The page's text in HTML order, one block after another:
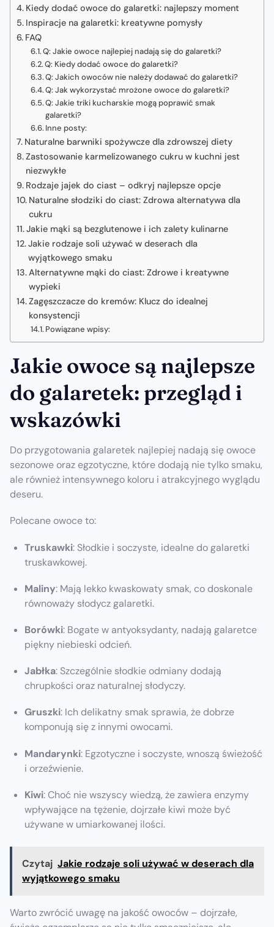
Kiedy dodać owoce do galaretki: najlepszy moment
Inspiracje na galaretki: kreatywne pomysły
FAQ
Q: Jakie owoce najlepiej nadają się do galaretki?
Q: Kiedy dodać owoce do galaretki?
Q: Jakich owoców nie należy dodawać do galaretki?
Q: Jak wykorzystać mrożone owoce do galaretki?
Q: Jakie triki kucharskie mogą poprawić smak
galaretki?
Inne posty:
Naturalne barwniki spożywcze dla zdrowszej diety
Zastosowanie karmelizowanego cukru w kuchni jest
niezwykłe
Rodzaje jajek do ciast – odkryj najlepsze opcje
Naturalne słodziki do ciast: Zdrowa alternatywa dla
cukru
Jakie mąki są bezglutenowe i ich zalety kulinarne
Jakie rodzaje soli używać w deserach dla
wyjątkowego smaku
Alternatywne mąki do ciast: Zdrowe i kreatywne
wypieki
Zagęszczacze do kremów: Klucz do idealnej
konsystencji
Powiązane wpisy:
Jakie owoce są najlepsze
do galaretek: przegląd i
wskazówki
Do przygotowania galaretek najlepiej nadają się owoce
sezonowe oraz egzotyczne, które dodają nie tylko smaku,
ale również intensywnego koloru i atrakcyjnego wyglądu
deseru.
Polecane owoce to:
Truskawki: Słodkie i soczyste, idealne do galaretki
truskawkowej.
Maliny: Mają lekko kwaskowaty smak, co doskonale
równoważy słodycz galaretki.
Borówki: Bogate w antyoksydanty, nadają galaretce
piękny niebieski odcień.
Jabłka: Szczególnie słodkie odmiany dodają
chrupkości oraz naturalnej słodyczy.
Gruszki: Ich delikatny smak sprawia, że dobrze
komponują się z innymi owocami.
Mandarynki: Egzotyczne i soczyste, wnoszą świeżość
i orzeźwienie.
Kiwi: Choć nie wszyscy wiedzą, że zawiera enzymy
wpływające na tężenie, dojrzałe kiwi może być
używane w umiarkowanej ilości.
Czytaj Jakie rodzaje soli używać w deserach dla
wyjątkowego smaku
Warto zwrócić uwagę na jakość owoców – dojrzałe,